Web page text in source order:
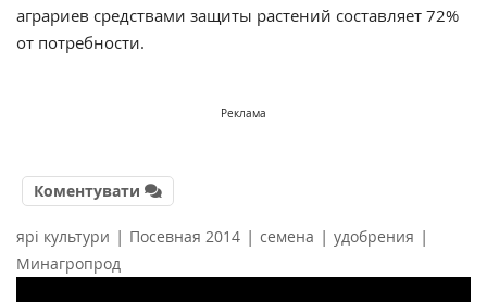
аграриев средствами защиты растений составляет 72%
от потребности.
Реклама
Коментувати
ярі культури | Посевная 2014 | семена | удобрения |
Минагропрод